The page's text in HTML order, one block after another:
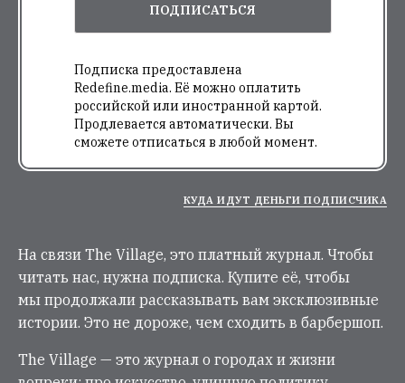
ПОДПИСАТЬСЯ
Подписка предоставлена
Redefine.media. Её можно оплатить
российской или иностранной картой.
Продлевается автоматически. Вы
сможете отписаться в любой момент.
КУДА ИДУТ ДЕНЬГИ ПОДПИСЧИКА
На связи The Village, это платный журнал. Чтобы
читать нас, нужна подписка. Купите её, чтобы
мы продолжали рассказывать вам эксклюзивные
истории. Это не дороже, чем сходить в барбершоп.
The Village — это журнал о городах и жизни